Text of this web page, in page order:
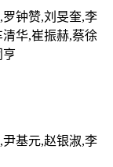
钟赞,刘旻奎,李
华,崔振赫,蔡徐
亨
基元,赵银淑,李